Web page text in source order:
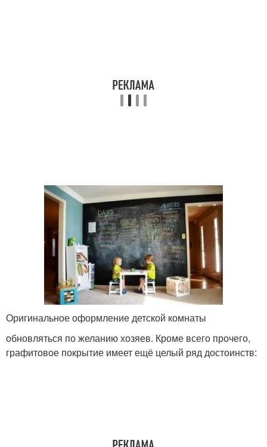
Оригинальное оформление детской комнаты
обновляться по желанию хозяев. Кроме всего прочего,
графитовое покрытие имеет ещё целый ряд достоинств: